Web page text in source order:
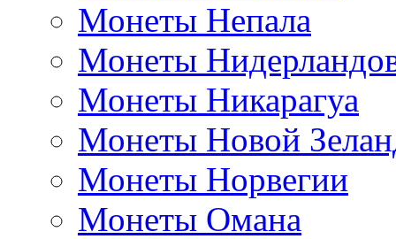
Монеты Непала
Монеты
Монеты Никарагуа
Монеты Новой
Монеты Норвегии
Монеты Омана